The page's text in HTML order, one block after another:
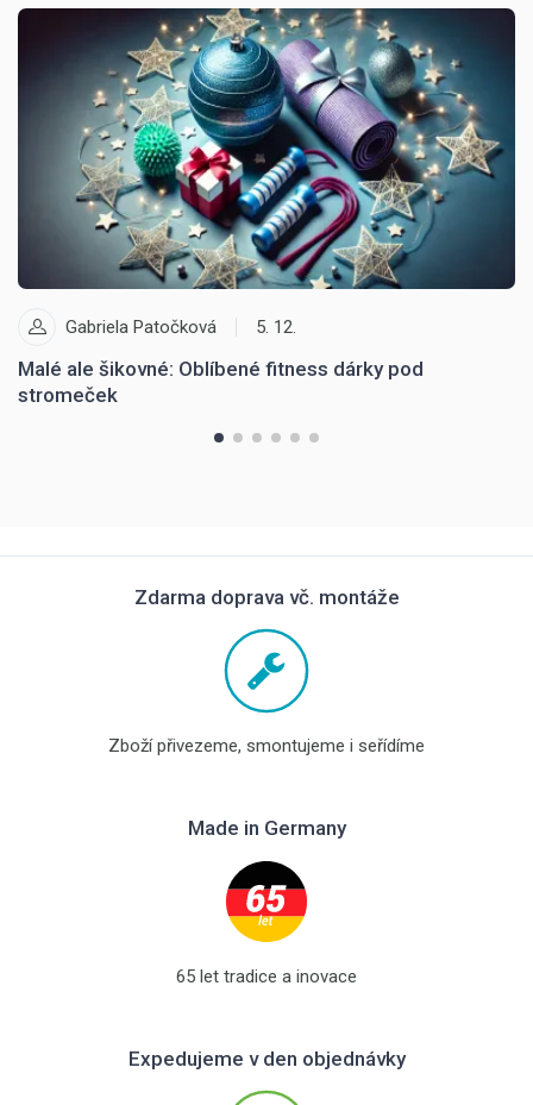
Gabriela Patočková 5. 12.
Malé ale šikovné: Oblíbené fitness dárky pod
stromeček
Zdarma doprava vč. montáže
Zboží přivezeme, smontujeme i seřídíme
Made in Germany
65 let tradice a inovace
Expedujeme v den objednávky